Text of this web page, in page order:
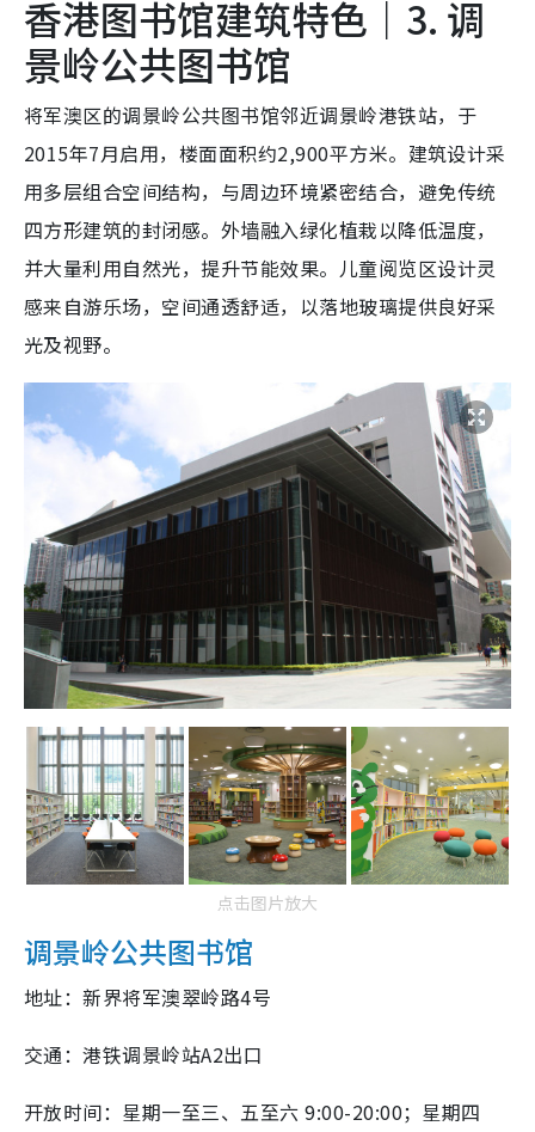
香港图书馆建筑特色｜3. 调
景岭公共图书馆
将军澳区的调景岭公共图书馆邻近调景岭港铁站，于
2015年7月启用，楼面面积约2,900平方米。建筑设计采
用多层组合空间结构，与周边环境紧密结合，避免传统
四方形建筑的封闭感。外墙融入绿化植栽以降低温度，
并大量利用自然光，提升节能效果。儿童阅览区设计灵
感来自游乐场，空间通透舒适，以落地玻璃提供良好采
光及视野。
点击图片放大
调景岭公共图书馆
地址：新界将军澳翠岭路4号
交通：港铁调景岭站A2出口
开放时间：星期一至三、五至六 9:00-20:00；星期四